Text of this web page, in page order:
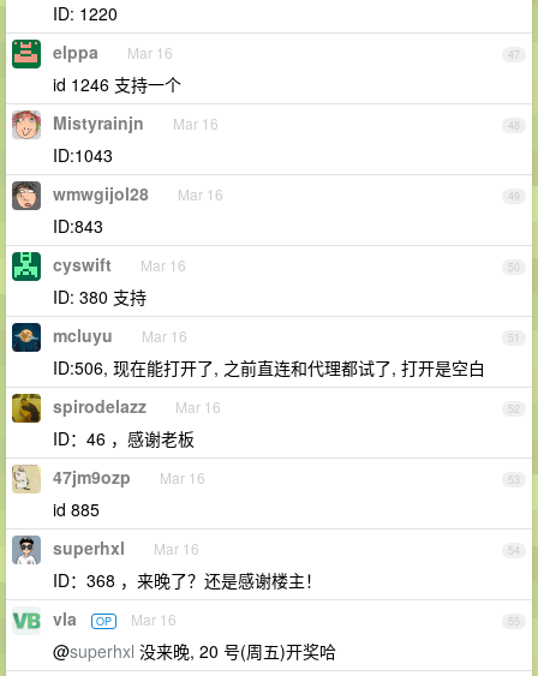
ID: 1220
47
elppa Mar 16
id 1246 支持一个
48
Mistyrainjn Mar 16
ID:1043
49
wmwgijol28 Mar 16
ID:843
50
cyswift Mar 16
ID: 380 支持
51
mcluyu Mar 16
ID:506, 现在能打开了, 之前直连和代理都试了, 打开是空白
52
spirodelazz Mar 16
ID：46 ，感谢老板
53
47jm9ozp Mar 16
id 885
54
superhxl Mar 16
ID：368 ，来晚了？还是感谢楼主！
55
vla OP Mar 16
@superhxl 没来晚, 20 号(周五)开奖哈